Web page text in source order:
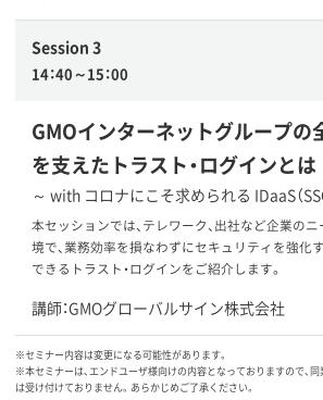
Session 3
14：40～15：00
GMOインターネットグループの
を支えたトラスト・ログインとは
～ with コロナにこそ求められる IDaaS（
本セッションでは、テレワーク、出社など企業の
境で、業務効率を損なわずにセキュリティを強化
できるトラスト・ログインをご紹介します。
講師：GMOグローバルサイン株式会社
※セミナー内容は変更になる可能性があります。
※本セミナーは、エンドユーザ様向けの内容となっておりますので、
は受け付けておりません。あらかじめご了承ください。